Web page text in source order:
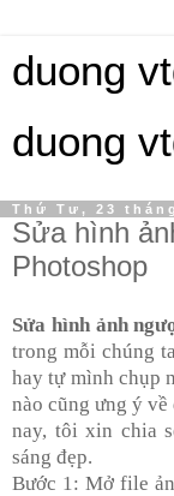
duong
duong
Thứ Tư, 23
Sửa hình
Photoshop
Sửa hình ảnh
trong mỗi chúng
hay tự mình chụp
nào cũng ưng ý
nay, tôi xin chia
sáng đẹp.
Bước 1: Mở file